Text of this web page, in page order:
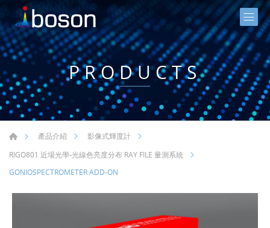
PRODUCTS
產品介紹
影像式輝度計
RIGO801 近場光學-光線色亮度分布 RAY FILE 量測系統
GONIOSPECTROMETER ADD-ON